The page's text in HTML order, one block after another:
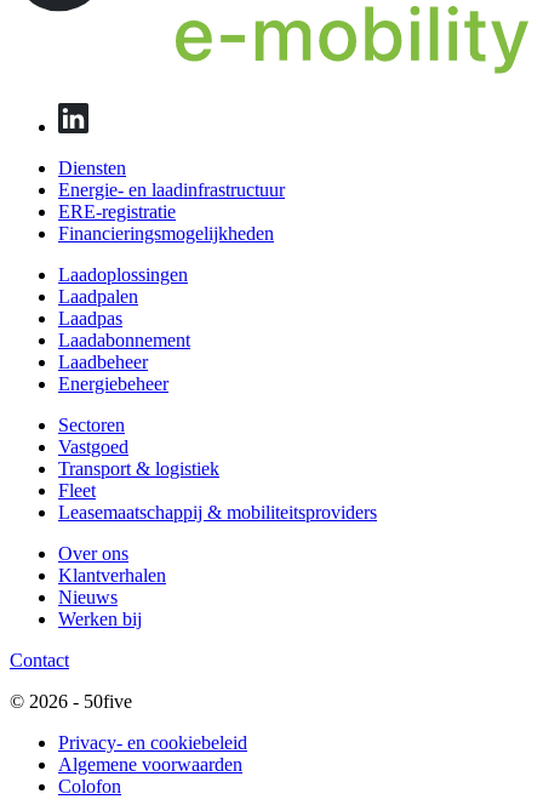
Diensten
Energie- en laadinfrastructuur
ERE-registratie
Financierings­mogelijkheden
Laadoplossingen
Laadpalen
Laadpas
Laadabonnement
Laadbeheer
Energiebeheer
Sectoren
Vastgoed
Transport & logistiek
Fleet
Leasemaatschappij & mobiliteitsproviders
Over ons
Klantverhalen
Nieuws
Werken bij
Contact
© 2026 - 50five
Privacy- en cookiebeleid
Algemene voorwaarden
Colofon